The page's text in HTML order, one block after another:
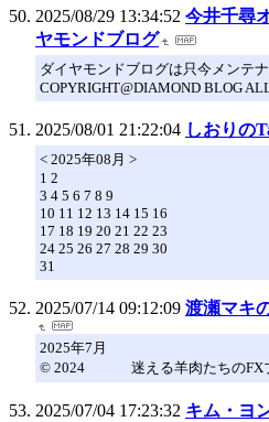
2025/08/29 13:34:52 今井千尋
ヤモンドブログ
ダイヤモンドブログは只今メンテ
COPYRIGHT@DIAMOND BLOG
2025/08/01 21:22:04 しおりの
< 2025年08月 >
1 2
3 4 5 6 7 8 9
10 11 12 13 14 15 16
17 18 19 20 21 22 23
24 25 26 27 28 29 30
31
2025/07/14 09:12:09 渡瀬マキ
2025年7月
© 2024 迷える羊肉たちのFX
2025/07/04 17:23:32 キム・ヨ